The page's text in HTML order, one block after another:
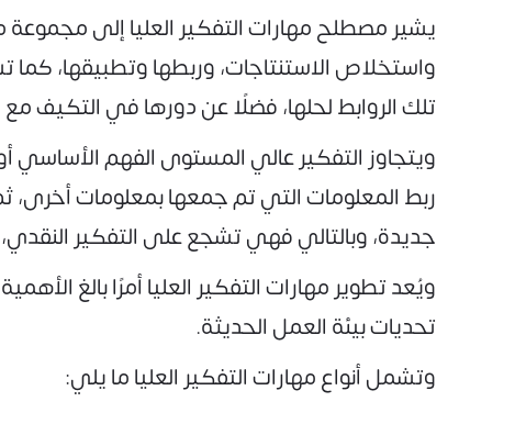
يشير مصطلح مهارات التفكير العليا إلى
واستخلاص الاستنتاجات، وربطها وتطبيقها،
تلك الروابط لحلها، فضلًا عن دورها في التكيف
ويتجاوز التفكير عالي المستوى الفهم
ربط المعلومات التي تم جمعها بمعلومات أخرى،
جديدة، وبالتالي فهي تشجع على التفكير النقدي،
ويُعد تطوير مهارات التفكير العليا أمرًا بالغ
تحديات بيئة العمل الحديثة.
وتشمل أنواع مهارات التفكير العليا ما يلي: